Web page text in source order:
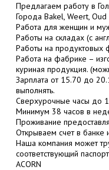
Предлагаем работу в
Города Bakel, Weert,
Работа для женщин и
Работы на складах (с
Работы на продуктовых
Работа на фабрике –
куриная продукция.
Зарплата от 15.70 до
выполнять.
Сверхурочные часы до
Минимум 38 часов в
Проживание
Открываем счет в банке
Наша компания может
соответствующий
ACORN